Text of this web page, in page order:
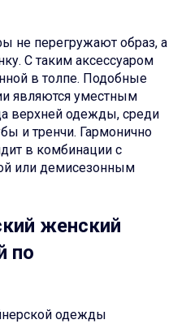
не перегружают образ, а
С таким аксессуаром
в толпе. Подобные
являются уместным
верхней одежды, среди
и тренчи. Гармонично
в комбинации с
или демисезонным
женский
по
одежды